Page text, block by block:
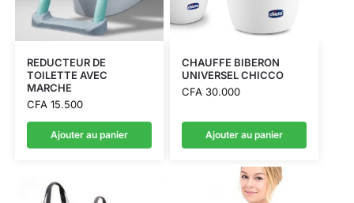
REDUCTEUR DE
TOILETTE AVEC
MARCHE
CFA15.500
Ajouter au panier
CHAUFFE BIBERON
UNIVERSEL CHICCO
CFA30.000
Ajouter au panier